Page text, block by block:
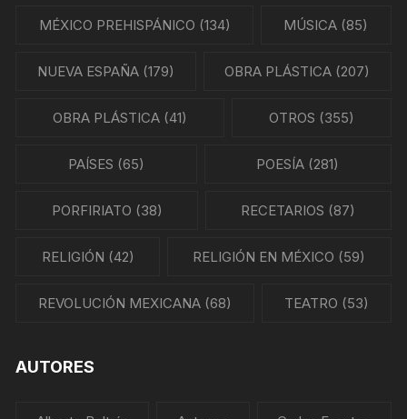
MÉXICO PREHISPÁNICO (134) MÚSICA (85)
NUEVA ESPAÑA(179) OBRA PLÁSTICA (207)
OBRA PLÁSTICA (41) OTROS (355)
PAÍSES (65) POESÍA (281)
PORFIRIATO (38) RECETARIOS (87)
RELIGIÓN (42) RELIGIÓN EN MÉXICO (59)
REVOLUCIÓN MEXICANA (68) TEATRO (53)
AUTORES